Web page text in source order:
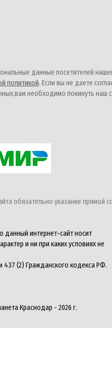
данные посетителей
политикой. Если вы не даете
необходимо покинуть наш
обязательно указание прямой
интернет-сайт носит
и ни при каких условиях не
(2) Гражданского кодекса РФ.
Краснодар - 2026 г.